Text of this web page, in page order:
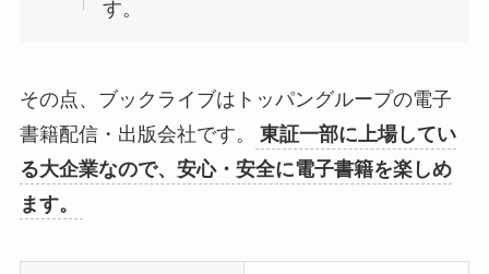
す。
その点、ブックライブはトッパングループの電子
書籍配信・出版会社です。
東証一部に上場してい
る大企業なので、安心・安全に電子書籍を楽しめ
ます。